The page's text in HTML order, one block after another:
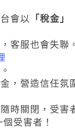
會以 「稅金」
客服也會失聯。
，營造信任氛
時關閉，受害
為下一個